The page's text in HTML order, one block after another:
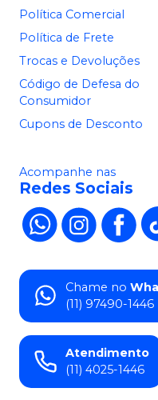
Política Comercial
Política de Frete
Trocas e Devoluções
Código de Defesa do
Consumidor
Cupons de Desconto
Acompanhe nas
Redes Sociais
Chame no
(11) 97490-1446
Atendimento
(11) 4025-1446